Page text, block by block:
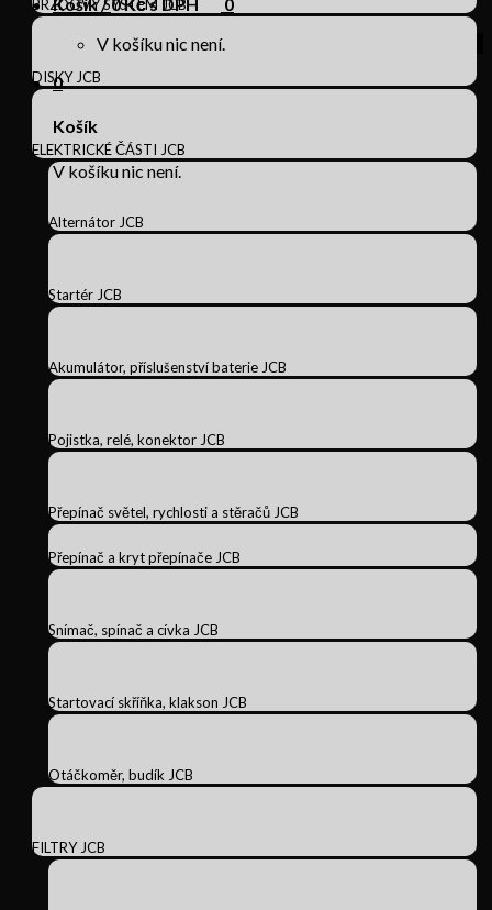
V košíku nic není.
0
Košík
V košíku nic není.
BRZDOVÝ SYSTÉM JCB
DISKY JCB
ELEKTRICKÉ ČÁSTI JCB
Alternátor JCB
Startér JCB
Akumulátor, příslušenství baterie JCB
Pojistka, relé, konektor JCB
Přepínač světel, rychlosti a stěračů JCB
Přepínač a kryt přepínače JCB
Snímač, spínač a cívka JCB
Startovací skříňka, klakson JCB
Otáčkoměr, budík JCB
FILTRY JCB